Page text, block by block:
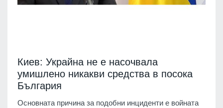
Киев: Украйна не е насочвала
умишлено никакви средства в посока
България
Основната причина за подобни инциденти е войната